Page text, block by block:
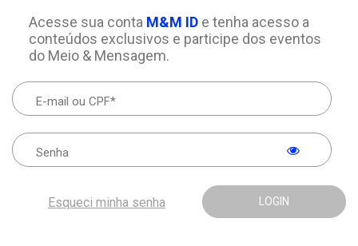
Acesse sua conta M&M IDe tenha acesso a
conteúdos exclusivos e participe dos eventos
do Meio & Mensagem.
LOGIN
Esqueci minha senha